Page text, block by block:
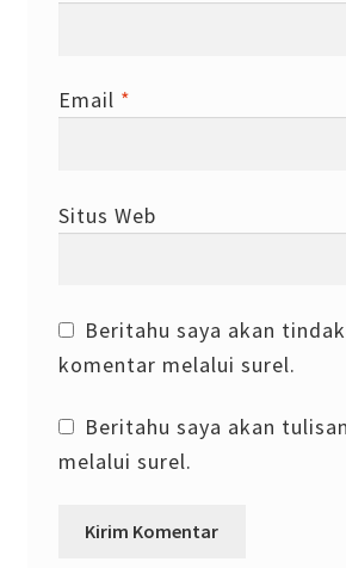
Email *
Situs Web
Beritahu saya akan
komentar melalui surel.
Beritahu saya akan
melalui surel.